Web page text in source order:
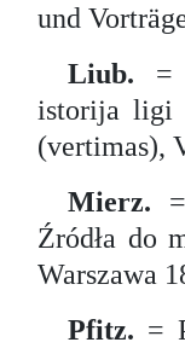
und
Liub. =
istorija ligi
(vertimas),
Mierz.
Źródła do
Warszawa
Pfitz. =